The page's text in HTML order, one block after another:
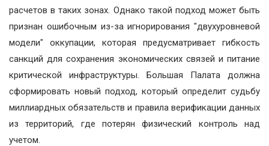
расчетов в таких зонах. Однако такой подход может быть
признан ошибочным из-за игнорирования "двухуровневой
модели" оккупации, которая предусматривает гибкость
санкций для сохранения экономических связей и питание
критической инфраструктуры. Большая Палата должна
сформировать новый подход, который определит судьбу
миллиардных обязательств и правила верификации данных
из территорий, где потерян физический контроль над
учетом.